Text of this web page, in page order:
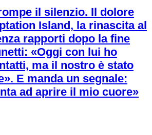
il silenzio. Il dolore
Island, la rinascita al
rapporti dopo la fine
«Oggi con lui ho
ma il nostro è stato
E manda un segnale:
ad aprire il mio cuore»